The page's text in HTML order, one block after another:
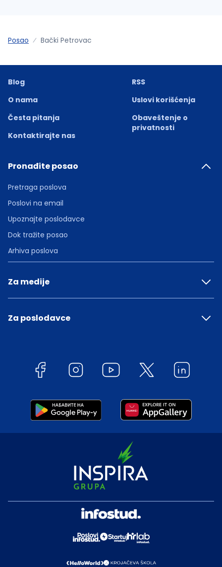
Posao Bački Petrovac
Blog
O nama
Česta pitanja
Kontaktirajte nas
RSS
Uslovi korišćenja
Obaveštenje o
privatnosti
Pronađite posao
Pretraga poslova
Poslovi na email
Upoznajte poslodavce
Dok tražite posao
Arhiva poslova
Za medije
Za poslodavce